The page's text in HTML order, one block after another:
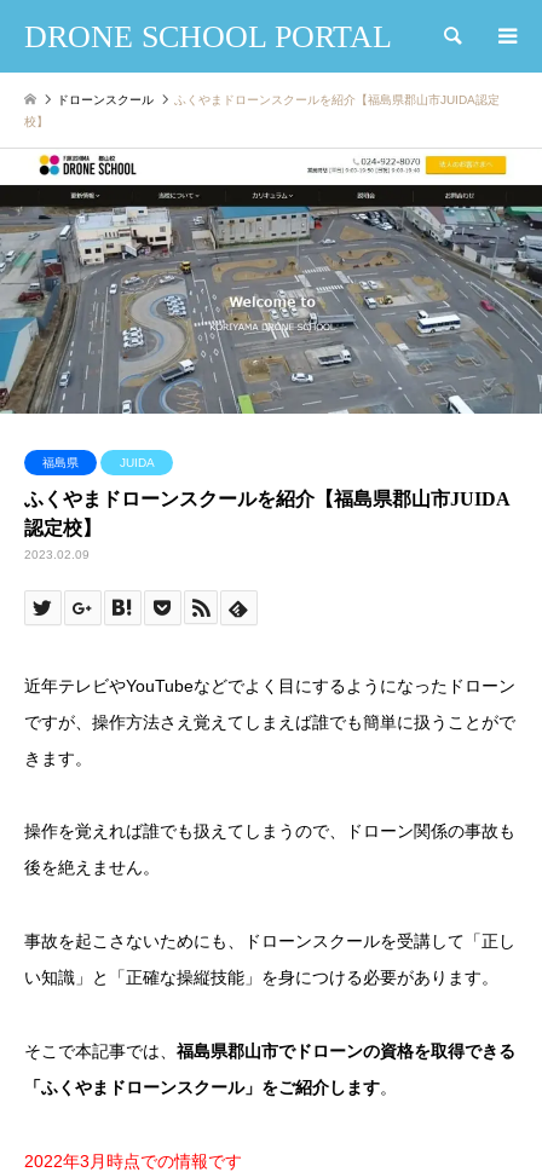
DRONE SCHOOL PORTAL 検索
ドローンスクール
ふくやまドローンスクールを紹介【福島県郡山市JUIDA認定
校】
福島県 JUIDA
ふくやまドローンスクールを紹介【福島県郡山市JUIDA
認定校】
2023.02.09
近年テレビやYouTubeなどでよく目にするようになったドローン
ですが、操作方法さえ覚えてしまえば誰でも簡単に扱うことがで
きます。
操作を覚えれば誰でも扱えてしまうので、ドローン関係の事故も
後を絶えません。
事故を起こさないためにも、ドローンスクールを受講して「正し
い知識」と「正確な操縦技能」を身につける必要があります。
そこで本記事では、 福島県郡山市でドローンの資格を取得できる
「ふくやまドローンスクール」をご紹介します。
2022年3月時点での情報です